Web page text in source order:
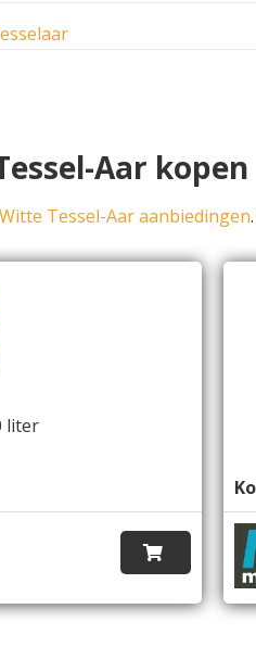
Aar kopen
Tessel-Aar aanbiedingen
liter